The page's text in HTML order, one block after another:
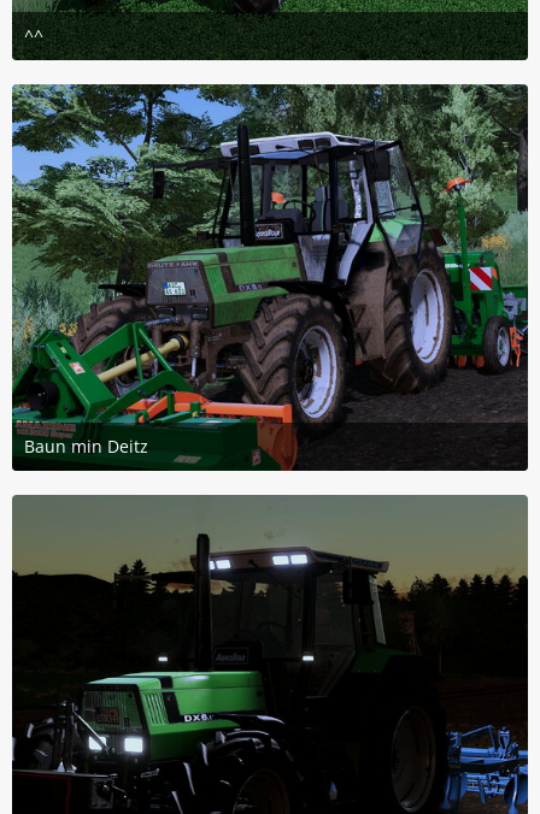
^^
4. Mai 2026 um 21:15
3
Baun min Deitz
23. April 2026 um 17:28
1